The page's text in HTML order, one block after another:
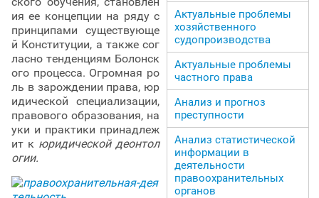
ия ее концепции на ряду с
принципами существующе
й Конституции, а также сог
ласно тенденциям Болонск
ого процесса. Огромная ро
ль в зарождении права, юр
идической специализации,
правового образования, на
уки и практики принадлеж
ит к юридической деонтол
огии.
Актуальные проблемы
хозяйственного
судопроизводства
Актуальные проблемы
частного права
Анализ и прогноз
преступности
Анализ статистической
информации в
деятельности
правоохранительных
органов